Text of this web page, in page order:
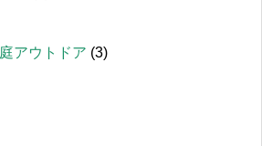
アウトドア (3)